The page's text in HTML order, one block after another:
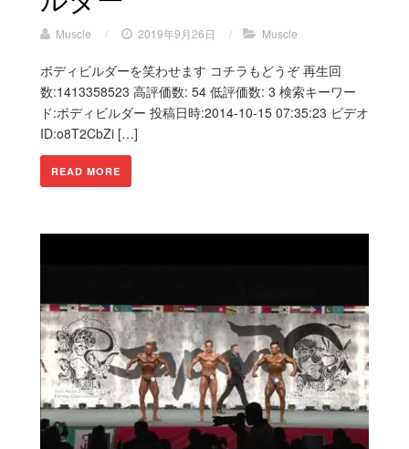
Muscle / 2019年9月26日 / Muscle
ボディビルダーを笑わせます コチラもどうぞ 再生回
数:1413358523 高評価数: 54 低評価数: 3 検索キーワー
ド:ボディビルダー 投稿日時:2014-10-15 07:35:23 ビデオ
ID:o8T2CbZi […]
READ MORE